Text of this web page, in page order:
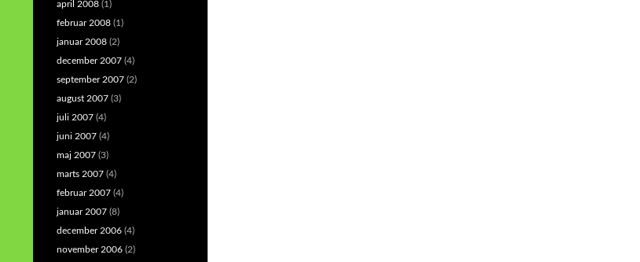
april 2008 (1)
februar 2008 (1)
januar 2008 (2)
december 2007 (4)
september 2007 (2)
august 2007 (3)
juli 2007 (4)
juni 2007 (4)
maj 2007 (3)
marts 2007 (4)
februar 2007 (4)
januar 2007 (8)
december 2006 (4)
november 2006 (2)